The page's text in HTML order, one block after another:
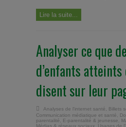
Lire la suite...
Analyser ce que
d’enfants atteints
disent sur leur
Analyses de l'internet santé Billets
Communication médiatique et santé
parentalité
E-parentalité & jeunesse
Médias & réseaux sociaux
Usages de